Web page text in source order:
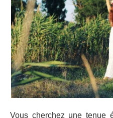
Vous cherchez une tenue